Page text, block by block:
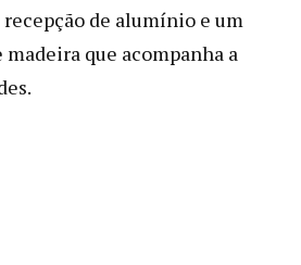
de alumínio e um
que acompanha a